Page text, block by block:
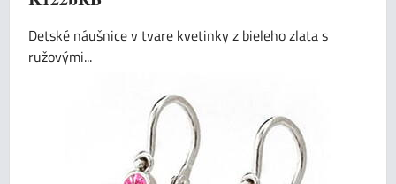
Detské náušnice v tvare kvetinky z bieleho zlata s
ružovými...